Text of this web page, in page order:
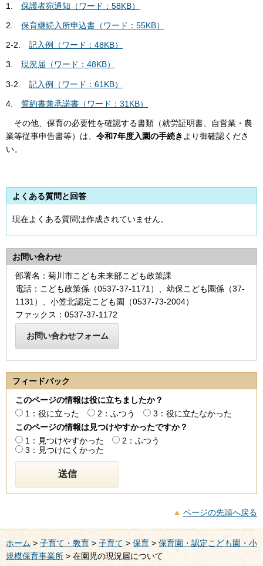
1. 保護者宛通知（ワード：58KB）
2. 保育継続入所申込書（ワード：55KB）
2-2. 記入例（ワード：48KB）
3. 現況届（ワード：48KB）
3-2. 記入例（ワード：61KB）
4. 誓約書兼承諾書（ワード：31KB）
その他、保育の必要性を確認する書類（就労証明書、自営業・農
業等従事申告書等）は、 令和7年度入園の手続き より御確認くださ
い。
よくある質問と回答
現在よくある質問は作成されていません。
お問い合わせ
部署名：菊川市こども未来部こども政策課
電話：こども政策係（0537-37-1171）、幼保こども園係（37‐
1131）、小笠北認定こども園（0537-73-2004）
ファックス：0537-37-1172
フィードバック
このページの情報は役に立ちましたか？
1：役に立った
2：ふつう
3：役に立たなかった
このページの情報は見つけやすかったですか？
1：見つけやすかった
2：ふつう
3：見つけにくかった
ページの先頭へ戻る
ホーム > 子育て・教育 > 子育て > 保育 > 保育園・認定こども園・小
規模保育事業所 > 在園児の現況届について